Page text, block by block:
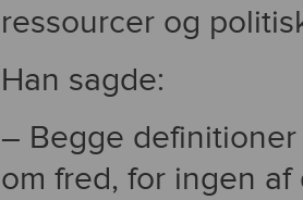
ressourcer og
Han sagde:
– Begge
om fred, for ingen